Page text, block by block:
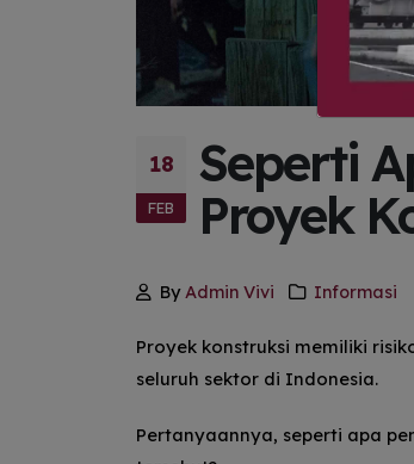
18
FEB
Seperti
Proyek
ByAdmin Vivi Informasi
Proyek konstruksi memiliki
seluruh sektor di Indonesia.
Pertanyaannya, seperti apa